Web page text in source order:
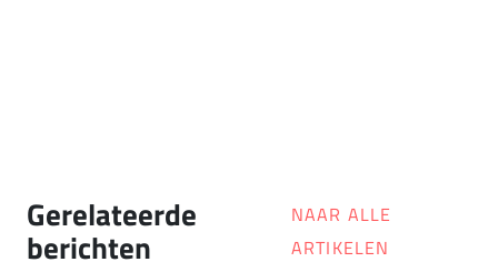
Gerelateerde
berichten
NAAR ALLE
ARTIKELEN